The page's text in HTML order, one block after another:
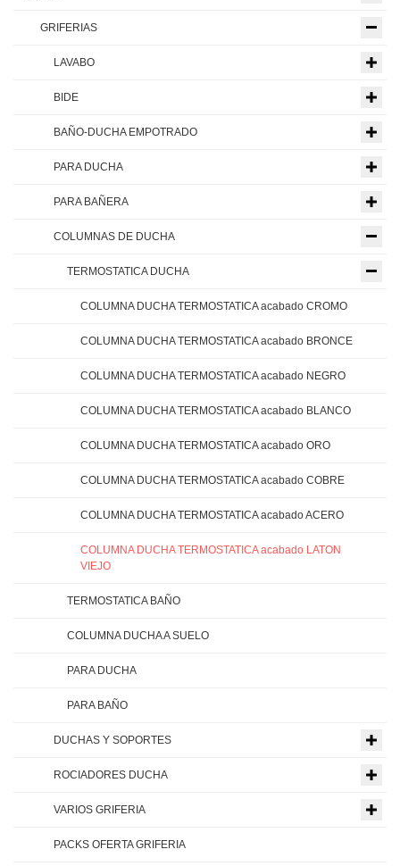
GRIFERIAS
LAVABO
BIDE
BAÑO-DUCHA EMPOTRADO
PARA DUCHA
PARA BAÑERA
COLUMNAS DE DUCHA
TERMOSTATICA DUCHA
COLUMNA DUCHA TERMOSTATICA acabado CROMO
COLUMNA DUCHA TERMOSTATICA acabado BRONCE
COLUMNA DUCHA TERMOSTATICA acabado NEGRO
COLUMNA DUCHA TERMOSTATICA acabado BLANCO
COLUMNA DUCHA TERMOSTATICA acabado ORO
COLUMNA DUCHA TERMOSTATICA acabado COBRE
COLUMNA DUCHA TERMOSTATICA acabado ACERO
COLUMNA DUCHA TERMOSTATICA acabado LATON
VIEJO
TERMOSTATICA BAÑO
COLUMNA DUCHA A SUELO
PARA DUCHA
PARA BAÑO
DUCHAS Y SOPORTES
ROCIADORES DUCHA
VARIOS GRIFERIA
PACKS OFERTA GRIFERIA